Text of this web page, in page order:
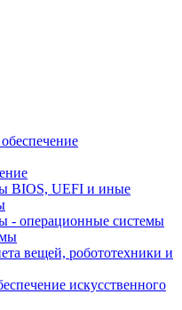
BIOS, UEFI и иные
- операционные системы
вещей, робототехники и
искусственного